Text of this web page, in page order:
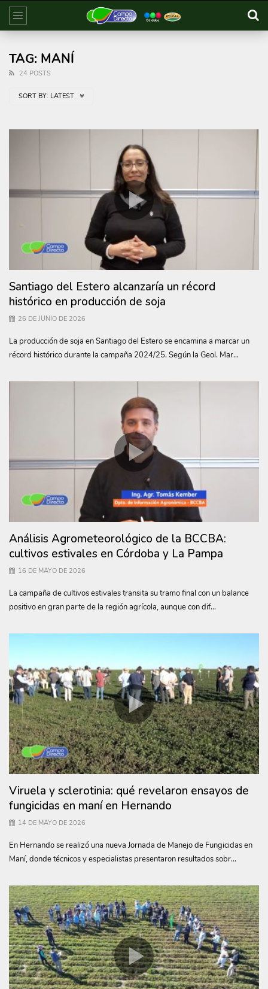
TAG: MANÍ
24 POSTS
SORT BY: LATEST
Santiago del Estero alcanzaría un récord
histórico en producción de soja
26 DE JUNIO DE 2026
La producción de soja en Santiago del Estero se encamina a marcar un
récord histórico durante la campaña 2024/25. Según la Geol. Mar...
Análisis Agrometeorológico de la BCCBA:
cultivos estivales en Córdoba y La Pampa
16 DE MAYO DE 2026
La campaña de cultivos estivales transita su tramo final con un balance
positivo en gran parte de la región agrícola, aunque con dif...
Viruela y sclerotinia: qué revelaron ensayos de
fungicidas en maní en Hernando
14 DE MAYO DE 2026
En Hernando se realizó una nueva Jornada de Manejo de Fungicidas en
Maní, donde técnicos y especialistas presentaron resultados sobr...